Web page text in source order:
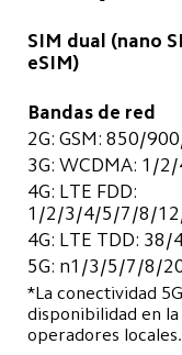
SIM dual (nano
eSIM)
Bandas de red
2G: GSM: 850/
3G: WCDMA: 1/
4G: LTE FDD:
1/2/3/4/5/7/8/
4G: LTE TDD: 38/
5G: n1/3/5/7/8/
*La conectividad
disponibilidad en
operadores locales.